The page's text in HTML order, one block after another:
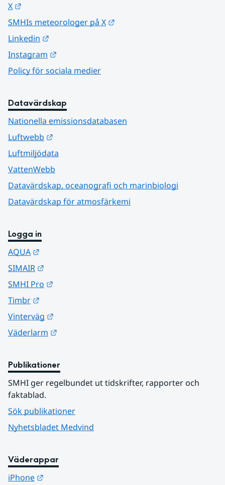
X
SMHIs meteorologer på X
Linkedin
Instagram
Policy för sociala medier
Datavärdskap
Nationella emissionsdatabasen
Luftwebb
Luftmiljödata
VattenWebb
Datavärdskap, oceanografi och marinbiologi
Datavärdskap för atmosfärkemi
Logga in
AQUA
SIMAIR
SMHI Pro
Timbr
Vinterväg
Väderlarm
Publikationer
SMHI ger regelbundet ut tidskrifter, rapporter och
faktablad.
Sök publikationer
Nyhetsbladet Medvind
Väderappar
iPhone